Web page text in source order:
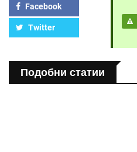
Facebook
Twitter
Подобни статии